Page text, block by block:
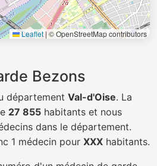
Leaflet | © OpenStreetMap contributors
Bezons
département Val-d'Oise. La
27 855 habitants et nous
dans le département.
1 médecin pour XXX habitants.